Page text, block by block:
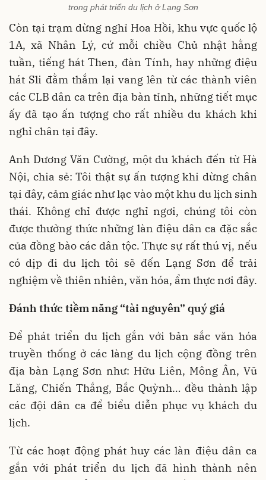
trong phát triển du lịch ở Lạng Sơn
Còn tại trạm dừng nghỉ Hoa Hồi, khu vực quốc lộ
1A, xã Nhân Lý, cứ mỗi chiều Chủ nhật hằng
tuần, tiếng hát Then, đàn Tính, hay những điệu
hát Sli đằm thắm lại vang lên từ các thành viên
các CLB dân ca trên địa bàn tỉnh, những tiết mục
ấy đã tạo ấn tượng cho rất nhiều du khách khi
nghỉ chân tại đây.
Anh Dương Văn Cường, một du khách đến từ Hà
Nội, chia sẻ: Tôi thật sự ấn tượng khi dừng chân
tại đây, cảm giác như lạc vào một khu du lịch sinh
thái. Không chỉ được nghỉ ngơi, chúng tôi còn
được thưởng thức những làn điệu dân ca đặc sắc
của đồng bào các dân tộc. Thực sự rất thú vị, nếu
có dịp đi du lịch tôi sẽ đến Lạng Sơn để trải
nghiệm về thiên nhiên, văn hóa, ẩm thực nơi đây.
Đánh thức tiềm năng “tài nguyên” quý giá
Để phát triển du lịch gắn với bản sắc văn hóa
truyền thống ở các làng du lịch cộng đồng trên
địa bàn Lạng Sơn như: Hữu Liên, Mông Ân, Vũ
Lăng, Chiến Thắng, Bắc Quỳnh… đều thành lập
các đội dân ca để biểu diễn phục vụ khách du
lịch.
Từ các hoạt động phát huy các làn điệu dân ca
gắn với phát triển du lịch đã hình thành nên